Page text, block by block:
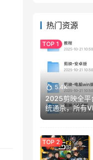
热门资源
5.4K
2025剪映全平
统通杀，所有